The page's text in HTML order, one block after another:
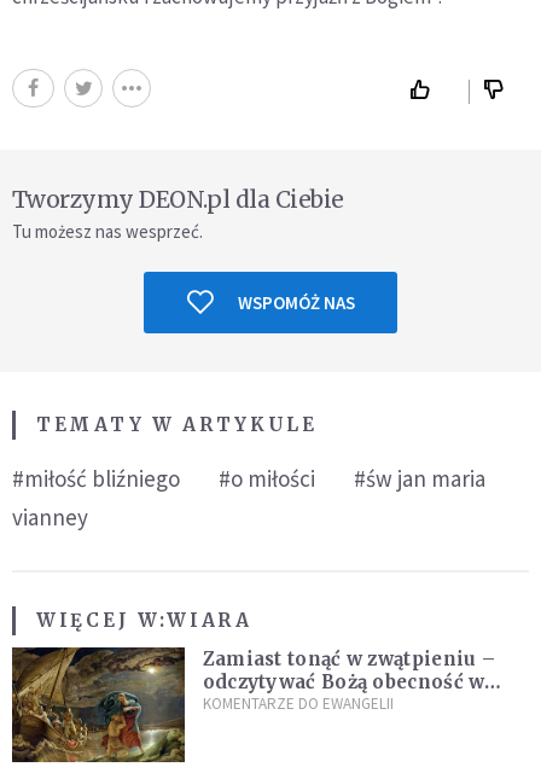
Tworzymy DEON.pl dla Ciebie
Tu możesz nas wesprzeć.
WSPOMÓŻ NAS
TEMATY W ARTYKULE
#miłość bliźniego #o miłości
#św jan maria
vianney
WIĘCEJ W:WIARA
Zamiast tonąć w zwątpieniu –
odczytywać Bożą obecność w
burzach codziennego życia
KOMENTARZE DO EWANGELII